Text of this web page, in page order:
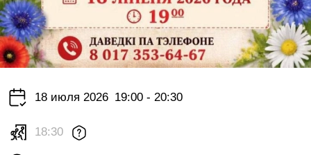
18 июля 2026 19:00 - 20:30
18:30